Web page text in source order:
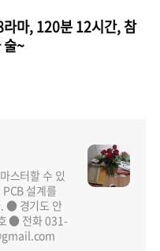
마, 120분 12시간, 참
술~
스터할 수 있
설계를
. ● 경기도 안
● 전화 031-